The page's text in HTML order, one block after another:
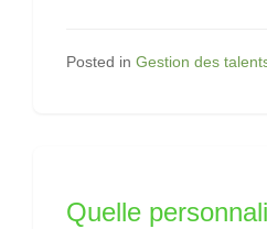
de
Posted in Gestion des
Quelle